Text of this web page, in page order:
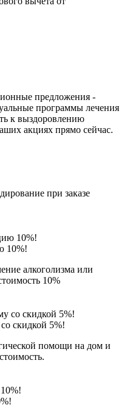
предложения -
программы лечения
к выздоровлению
акциях прямо сейчас.
при заказе
10%!
алкоголизма или
10%
скидкой 5%!
помощи на дом и